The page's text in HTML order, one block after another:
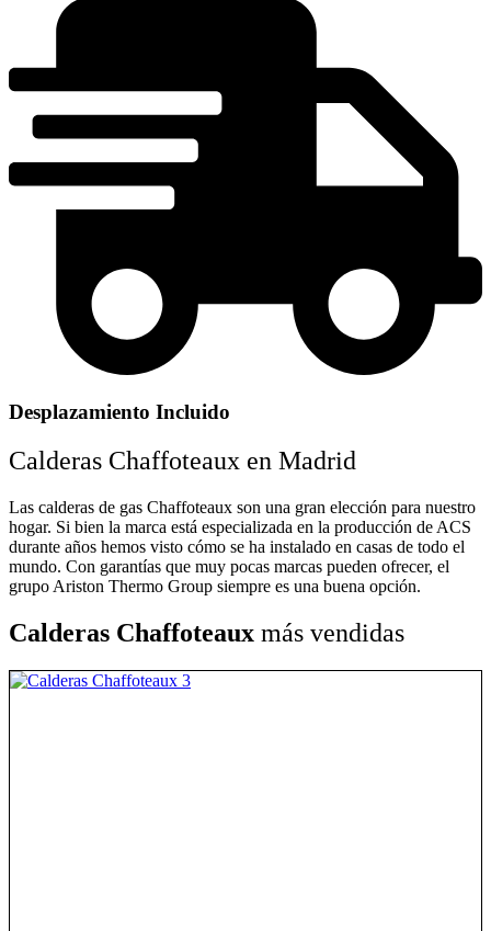
Desplazamiento Incluido
Calderas Chaffoteaux en Madrid
Las calderas de gas Chaffoteaux son una gran elección para nuestro
hogar. Si bien la marca está especializada en la producción de ACS
durante años hemos visto cómo se ha instalado en casas de todo el
mundo. Con garantías que muy pocas marcas pueden ofrecer, el
grupo Ariston Thermo Group siempre es una buena opción.
Calderas Chaffoteaux más vendidas